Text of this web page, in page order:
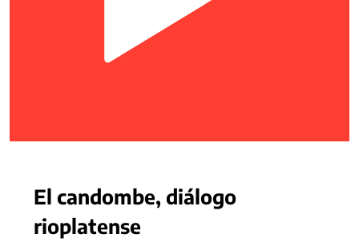
El candombe, diálogo
rioplatense